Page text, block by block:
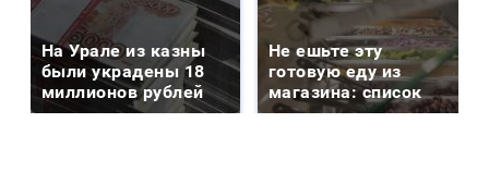
На Урале из казны
были украдены 18
миллионов рублей
Не ешьте эту
готовую еду из
магазина: список